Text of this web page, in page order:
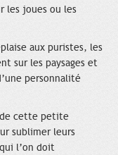
les joues ou les
aux puristes, les
sur les paysages et
personnalité
de cette petite
sublimer leurs
l’on doit